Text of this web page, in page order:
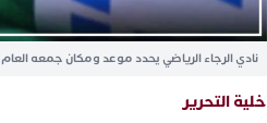
نادي الرجاء الرياضي يحدد موعد ومكان جمعه العام
خلية التحرير